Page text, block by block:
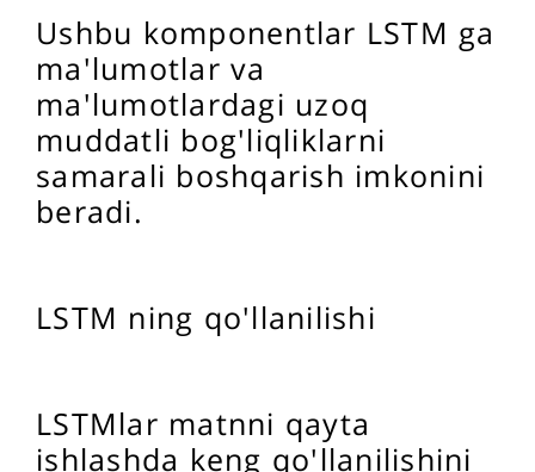
Ushbu komponentlar LSTM ga
ma'lumotlar va
ma'lumotlardagi uzoq
muddatli bog'liqliklarni
samarali boshqarish imkonini
beradi.
LSTM ning qo'llanilishi
LSTMlar matnni qayta
ishlashda keng qo'llanilishini